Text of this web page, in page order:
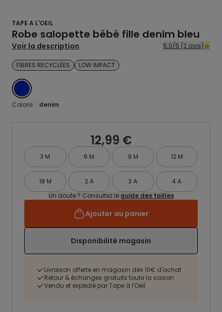
TAPE A L'OEIL
Robe salopette bébé fille denim bleu
Voir la description 5.0/5 (2 avis)
FIBRES RECYCLÉES LOW IMPACT
DENIM
Coloris : denim
12,99 €
3 M 6 M 9 M 12 M
18 M 2 A 3 A
4 A
Un doute ? Consultez le guide des tailles
Ajouter au panier
Disponibilité magasin
Livraison offerte en magasin dès 10€ d'achat
Retour & échanges gratuits toute la saison
Vendu et expédié par Tape à l'Oeil